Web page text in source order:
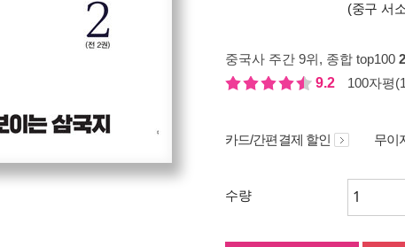
(중구 서
중국사 주간 9위, 종합 top100
9.2
100자평
카드/간편결제 할인 무이
수량